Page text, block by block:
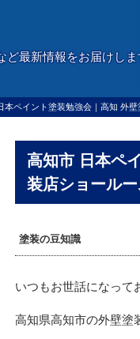
最新情報をお届けしま
本ペイント塗装勉強会｜高知 外
高知市 日本ペ
装店ショール
塗装の豆知識
いつもお世話になって
高知県高知市の外壁塗